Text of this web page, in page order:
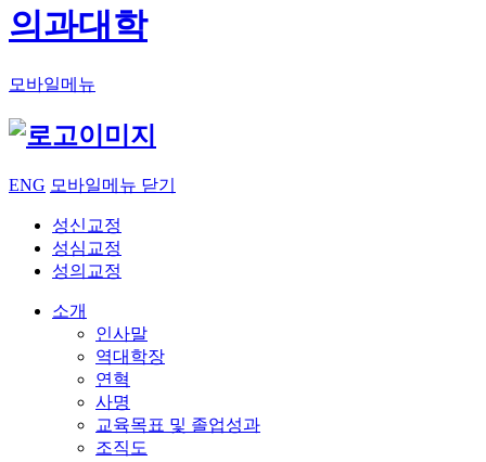
의과대학
모바일메뉴
ENG 모바일메뉴 닫기
성신교정
성심교정
성의교정
소개
인사말
역대학장
연혁
사명
교육목표 및 졸업성과
조직도